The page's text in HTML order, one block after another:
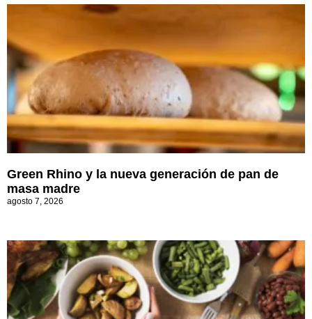
Green Rhino y la nueva generación de pan de
masa madre
agosto 7, 2026